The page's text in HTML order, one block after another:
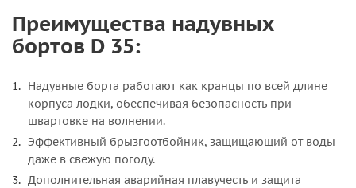
Преимущества надувных
бортов D 35:
Надувные борта работают как кранцы по всей длине
корпуса лодки, обеспечивая безопасность при
швартовке на волнении.
Эффективный брызгоотбойник, защищающий от воды
даже в свежую погоду.
Дополнительная аварийная плавучесть и защита